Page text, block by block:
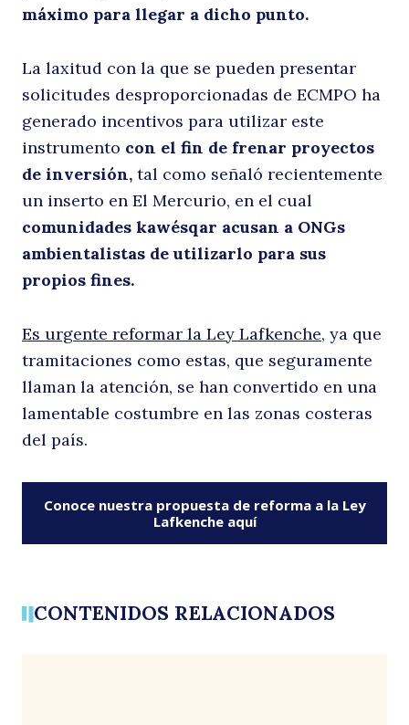
Buscar
máximo para llegar a dicho punto.
La laxitud con la que se pueden presentar
solicitudes desproporcionadas de ECMPO ha
generado incentivos para utilizar este
instrumento con el fin de frenar proyectos
de inversión, tal como señaló recientemente
un inserto en El Mercurio, en el cual
comunidades kawésqar acusan a ONGs
ambientalistas de utilizarlo para sus
propios fines.
Es urgente reformar la Ley Lafkenche, ya que
tramitaciones como estas, que seguramente
llaman la atención, se han convertido en una
lamentable costumbre en las zonas costeras
del paí­s.
Conoce nuestra propuesta de reforma a la Ley
Lafkenche aquí
CONTENIDOS RELACIONADOS